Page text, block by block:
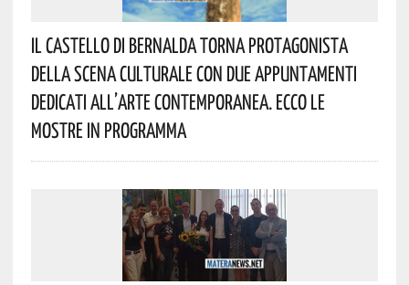
Il Castello Di Bernalda Torna Protagonista
Della Scena Culturale Con Due Appuntamenti
Dedicati All’arte Contemporanea. Ecco Le
Mostre In Programma